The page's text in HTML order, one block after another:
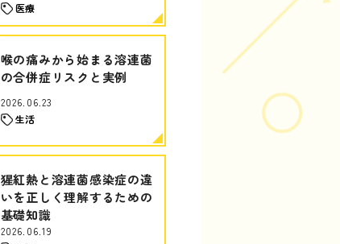
医療
喉の痛みから始まる溶連菌
の合併症リスクと実例
2026.06.23
生活
猩紅熱と溶連菌感染症の違
いを正しく理解するための
基礎知識
2026.06.19